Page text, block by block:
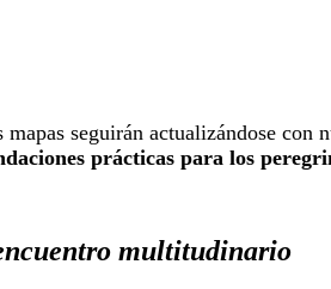
seguirán actualizándose con
prácticas para los
multitudinario